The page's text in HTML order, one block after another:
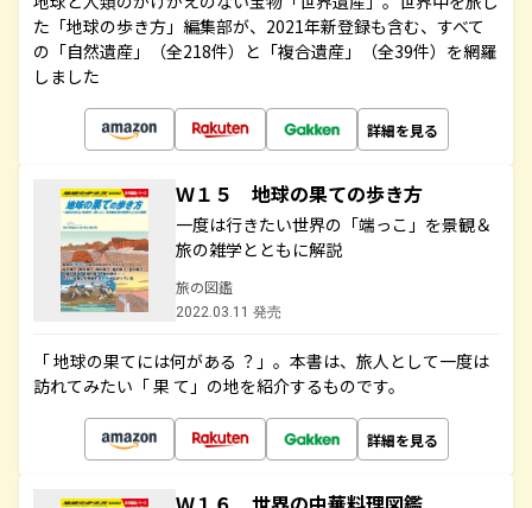
た「地球の歩き方」編集部が、2021年新登録も含む、すべて
の「自然遺産」（全218件）と「複合遺産」（全39件）を網羅
しました
詳細を見る
Ｗ１５ 地球の果ての歩き方
一度は行きたい世界の「端っこ」を景観＆
旅の雑学とともに解説
旅の図鑑
2022.03.11 発売
「 地球の果てには何がある ？」。本書は、旅人として一度は
訪れてみたい「 果 て」の地を紹介するものです。
詳細を見る